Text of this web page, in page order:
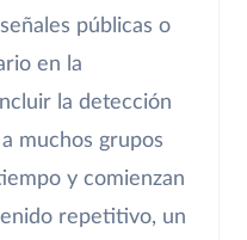
públicas o
en la
la detección
muchos grupos
y comienzan
repetitivo, un